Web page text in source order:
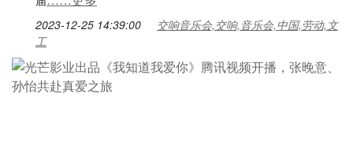
2023-12-25 14:39:00
交响音乐会,交响,音乐会,中国,劳动,文
工